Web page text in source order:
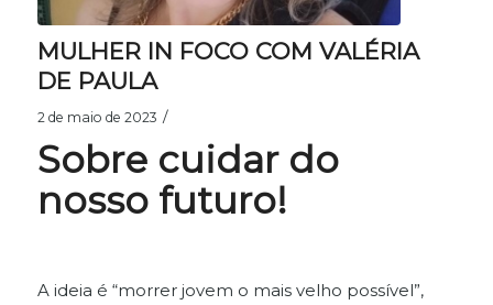
MULHER IN FOCO COM VALÉRIA
DE PAULA
2 de maio de 2023 /
Sobre cuidar do
nosso futuro!
A ideia é “morrer jovem o mais velho possível”,